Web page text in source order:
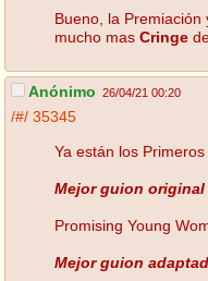
Bueno, la
mucho mas Cringe
Anónimo 26/04/21 00:20
/#/ 35345
Ya están los
Mejor guion original
Promising Young
Mejor guion